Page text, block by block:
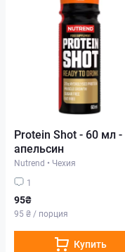
Protein Shot - 60 мл -
апельсин
Nutrend • Чехия
1
95₴
95 ₴ / порция
Купить